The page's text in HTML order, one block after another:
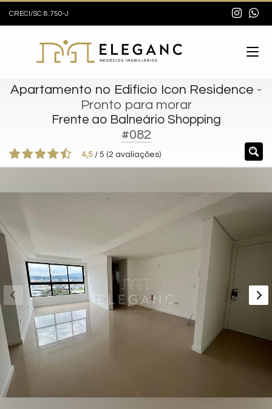
CRECI/SC 8.750-J
Apartamento no Edifício Icon Residence -
Pronto para morar
Frente ao Balneário Shopping
#082
4,5 / 5 (2 avaliações)